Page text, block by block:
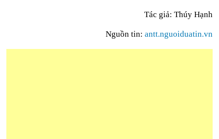
Tác giả: Thúy Hạnh
Nguồn tin: antt.nguoiduatin.vn